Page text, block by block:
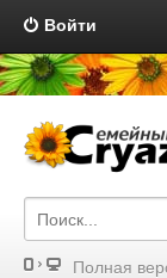
Войти
Полная